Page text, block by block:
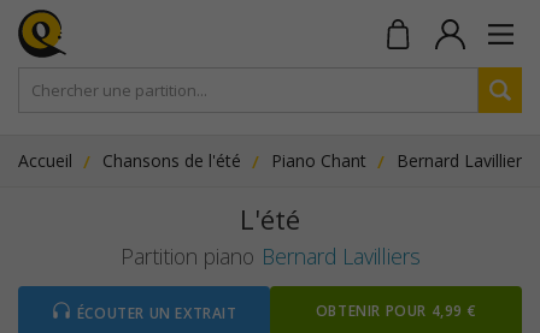
Accueil Chansons de l'été Piano Chant Bernard Lavilliers
L'été
Partition piano Bernard Lavilliers
ÉCOUTER UN EXTRAIT OBTENIR POUR 4,99 €